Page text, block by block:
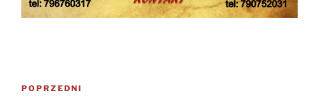
Poprzedni
POPRZEDNI